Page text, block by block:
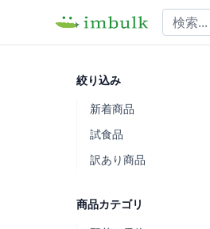
絞り込み
新着商品
試食品
訳あり商品
商品カテゴリ